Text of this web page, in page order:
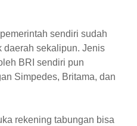
sendiri sudah
daerah sekalipun. Jenis
BRI sendiri pun
Simpedes, Britama, dan
rekening tabungan bisa